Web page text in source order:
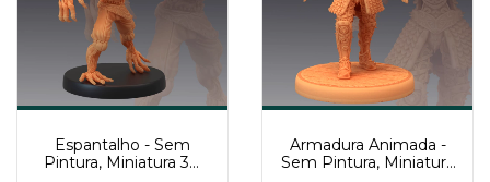
Espantalho - Sem
Pintura, Miniatura 3D
Armadura Animada -
Sem Pintura, Miniatura